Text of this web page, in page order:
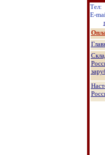
Тел:
E-
О